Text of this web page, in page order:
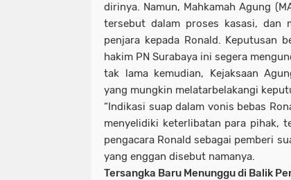
dirinya. Namun, Mahkamah Agung
tersebut dalam proses kasasi, dan
penjara kepada Ronald. Keputusan
hakim PN Surabaya ini segera
tak lama kemudian, Kejaksaan
yang mungkin melatarbelakangi
“Indikasi suap dalam vonis bebas
menyelidiki keterlibatan para pihak,
pengacara Ronald sebagai pemberi
yang enggan disebut namanya.
Tersangka Baru Menunggu di Balik